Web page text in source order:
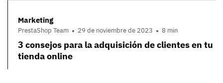
Marketing
PrestaShop Team 29 de noviembre de 2023 8 min
3 consejos para la adquisición de clientes en tu
tienda online